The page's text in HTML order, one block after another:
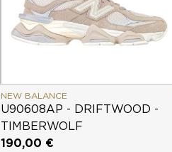
NEW BALANCE
U90608AP - DRIFTWOOD -
TIMBERWOLF
190,00 €